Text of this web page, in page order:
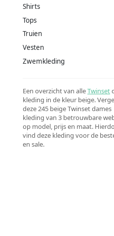
Shirts
Tops
Truien
Vesten
Zwemkleding
Een overzicht van alleTwinset
kleding in de kleur beige.
deze 245 beige Twinset dames
kleding van 3 betrouwbare
op model, prijs en maat.
vind deze kleding voor de
en sale.